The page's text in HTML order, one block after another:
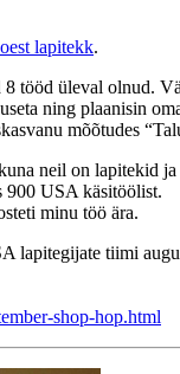
lapitekk.
üleval olnud.
ning plaanisin
mõõtudes
neil on lapitekid
900 USA käsitöölist.
minu töö ära.
lapitegijate tiimi
shop-hop.html